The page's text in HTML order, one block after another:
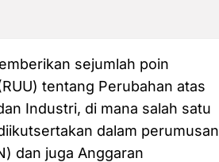
sejumlah poin
tentang Perubahan atas
Industri, di mana salah satu
dalam perumusan
dan juga Anggaran